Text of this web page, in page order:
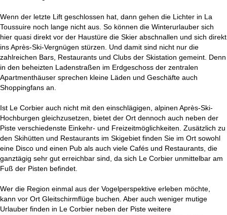
Wenn der letzte Lift geschlossen hat, dann gehen die Lichter in La
Toussuire noch lange nicht aus. So können die Winterurlauber sich
hier quasi direkt vor der Haustüre die Skier abschnallen und sich direkt
ins Après-Ski-Vergnügen stürzen. Und damit sind nicht nur die
zahlreichen Bars, Restaurants und Clubs der Skistation gemeint. Denn
in den beheizten Ladenstraßen im Erdgeschoss der zentralen
Apartmenthäuser sprechen kleine Läden und Geschäfte auch
Shoppingfans an.
Ist Le Corbier auch nicht mit den einschlägigen, alpinen Après-Ski-
Hochburgen gleichzusetzen, bietet der Ort dennoch auch neben der
Piste verschiedenste Einkehr- und Freizeitmöglichkeiten. Zusätzlich zu
den Skihütten und Restaurants im Skigebiet finden Sie im Ort sowohl
eine Disco und einen Pub als auch viele Cafés und Restaurants, die
ganztägig sehr gut erreichbar sind, da sich Le Corbier unmittelbar am
Fuß der Pisten befindet.
Wer die Region einmal aus der Vogelperspektive erleben möchte,
kann vor Ort Gleitschirmflüge buchen. Aber auch weniger mutige
Urlauber finden in Le Corbier neben der Piste weitere